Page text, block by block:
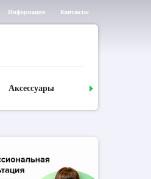
Информация Контакты
Аксессуары